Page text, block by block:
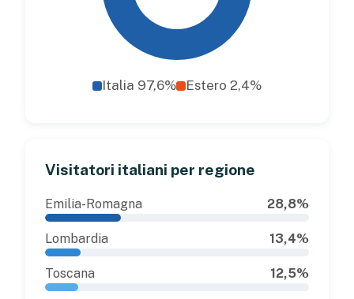
Italia 97,6% Estero 2,4%
Visitatori italiani per regione
Emilia-Romagna 28,8%
Lombardia 13,4%
Toscana 12,5%